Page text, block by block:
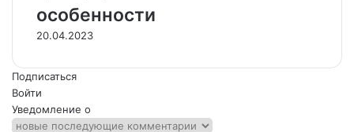
особенности
20.04.2023
Подписаться
Войти
Уведомление о